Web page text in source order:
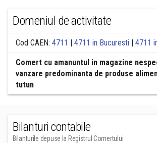
Domeniul de activitate
Cod CAEN: 4711 | 4711 in Bucuresti | 4711
Comert cu amanuntul in magazine
vanzare predominanta de produse
tutun
Bilanturi contabile
Bilanturile depuse la Registrul Comertului